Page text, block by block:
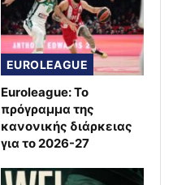
EUROLEAGUE
Euroleague: Το
πρόγραμμα της
κανονικής διάρκειας
για το 2026-27